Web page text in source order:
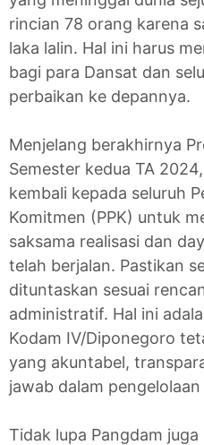
rincian 78 orang karena
laka lalin. Hal ini harus
bagi para Dansat dan
perbaikan ke depannya.
Menjelang berakhirnya
Semester kedua TA
kembali kepada seluruh
Komitmen (PPK) untuk
saksama realisasi dan
telah berjalan. Pastikan
dituntaskan sesuai
administratif. Hal ini
Kodam IV/Diponegoro
yang akuntabel,
jawab dalam
Tidak lupa Pangdam